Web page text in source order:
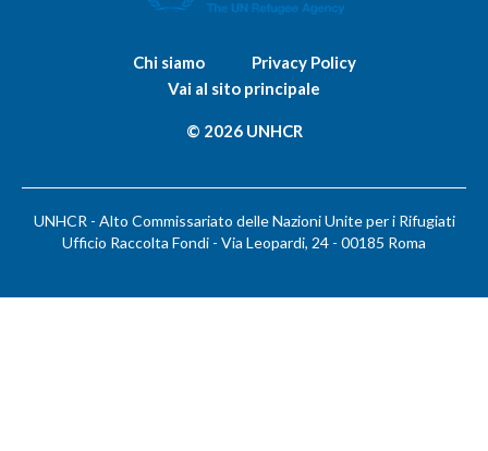
Chi siamo
Privacy Policy
Vai al sito principale
© 2026 UNHCR
UNHCR - Alto Commissariato delle Nazioni Unite per i Rifugiati
Ufficio Raccolta Fondi - Via Leopardi, 24 - 00185 Roma